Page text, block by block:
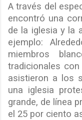
A través del
encontró una
de la iglesia y la
ejemplo:
miembros
tradicionales
asistieron a los
una iglesia
grande, de línea
el 25 por ciento